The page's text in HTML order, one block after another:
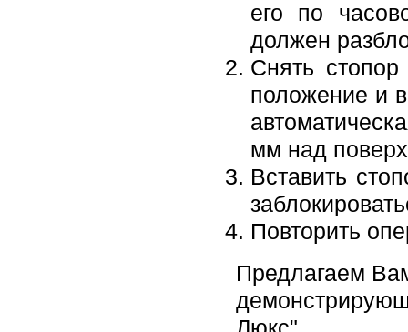
его по
должен
Снять
положение и
мм над
Вставить
Повторить
Предлагаем